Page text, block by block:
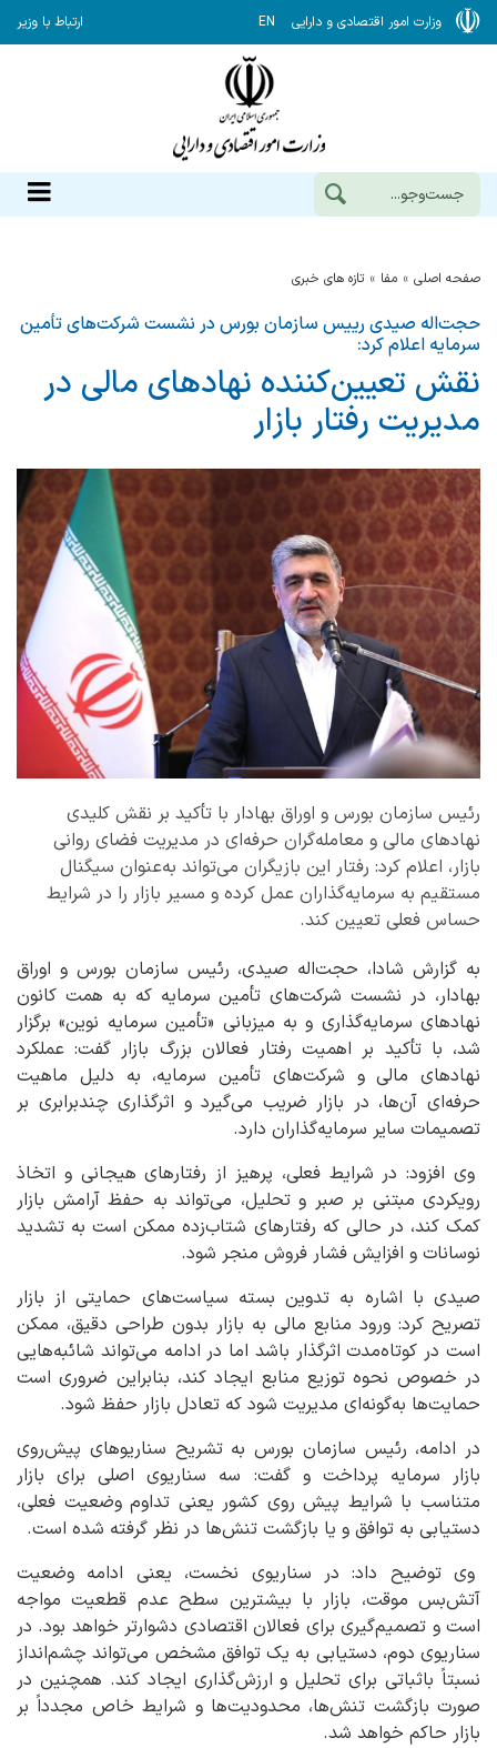
وزارت امور اقتصادی و دارایی EN ارتباط با وزیر
صفحه اصلی مفا تازه های خبری
حجت‌اله صیدی رییس سازمان بورس در نشست شرکت‌های تأمین
سرمایه اعلام کرد:
نقش تعیین‌کننده نهادهای مالی در
مدیریت رفتار بازار
رئیس سازمان بورس و اوراق بهادار با تأکید بر نقش کلیدی
نهادهای مالی و معامله‌گران حرفه‌ای در مدیریت فضای روانی
بازار، اعلام کرد: رفتار این بازیگران می‌تواند به‌عنوان سیگنال
مستقیم به سرمایه‌گذاران عمل کرده و مسیر بازار را در شرایط
حساس فعلی تعیین کند.
به گزارش شادا، حجت‌اله صیدی، رئیس سازمان بورس و اوراق
بهادار، در نشست شرکت‌های تأمین سرمایه که به همت کانون
نهادهای سرمایه‌گذاری و به میزبانی «تأمین سرمایه نوین» برگزار
شد، با تأکید بر اهمیت رفتار فعالان بزرگ بازار گفت: عملکرد
نهادهای مالی و شرکت‌های تأمین سرمایه، به دلیل ماهیت
حرفه‌ای آن‌ها، در بازار ضریب می‌گیرد و اثرگذاری چندبرابری بر
تصمیمات سایر سرمایه‌گذاران دارد.
وی افزود: در شرایط فعلی، پرهیز از رفتارهای هیجانی و اتخاذ
رویکردی مبتنی بر صبر و تحلیل، می‌تواند به حفظ آرامش بازار
کمک کند، در حالی که رفتارهای شتاب‌زده ممکن است به تشدید
نوسانات و افزایش فشار فروش منجر شود.
صیدی با اشاره به تدوین بسته سیاست‌های حمایتی از بازار
تصریح کرد: ورود منابع مالی به بازار بدون طراحی دقیق، ممکن
است در کوتاه‌مدت اثرگذار باشد اما در ادامه می‌تواند شائبه‌هایی
در خصوص نحوه توزیع منابع ایجاد کند، بنابراین ضروری است
حمایت‌ها به‌گونه‌ای مدیریت شود که تعادل بازار حفظ شود.
در ادامه، رئیس سازمان بورس به تشریح سناریوهای پیش‌روی
بازار سرمایه پرداخت و گفت: سه سناریوی اصلی برای بازار
متناسب با شرایط پیش روی کشور یعنی تداوم وضعیت فعلی،
دستیابی به توافق و یا بازگشت تنش‌ها در نظر گرفته شده است.
وی توضیح داد: در سناریوی نخست، یعنی ادامه وضعیت
آتش‌بس موقت، بازار با بیشترین سطح عدم قطعیت مواجه
است و تصمیم‌گیری برای فعالان اقتصادی دشوارتر خواهد بود. در
سناریوی دوم، دستیابی به یک توافق مشخص می‌تواند چشم‌انداز
نسبتاً باثباتی برای تحلیل و ارزش‌گذاری ایجاد کند. همچنین در
صورت بازگشت تنش‌ها، محدودیت‌ها و شرایط خاص مجدداً بر
بازار حاکم خواهد شد.